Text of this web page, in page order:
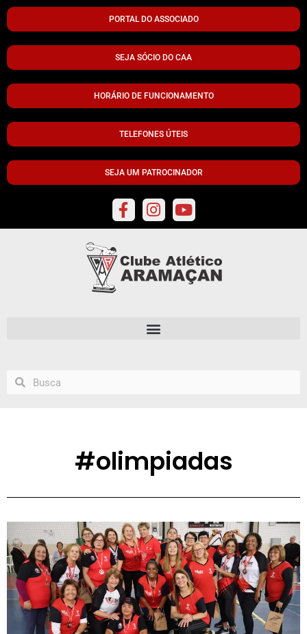
PORTAL DO ASSOCIADO
SEJA SÓCIO DO CAA
HORÁRIO DE FUNCIONAMENTO
TELEFONES ÚTEIS
SEJA UM PATROCINADOR
#olimpiadas